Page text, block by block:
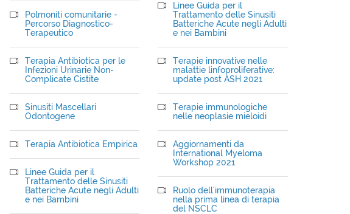
Polmoniti comunitarie -
Percorso Diagnostico-
Terapeutico
Terapia Antibiotica per le
Infezioni Urinarie Non-
Complicate Cistite
Sinusiti Mascellari
Odontogene
Terapia Antibiotica Empirica
Linee Guida per il
Trattamento delle Sinusiti
Batteriche Acute negli Adulti
e nei Bambini
Linee Guida per il
Trattamento delle Sinusiti
Batteriche Acute negli Adulti
e nei Bambini
Terapie innovative nelle
malattie linfoproliferative:
update post ASH 2021
Terapie immunologiche
nelle neoplasie mieloidi
Aggiornamenti da
International Myeloma
Workshop 2021
Ruolo dell'immunoterapia
nella prima linea di terapia
del NSCLC